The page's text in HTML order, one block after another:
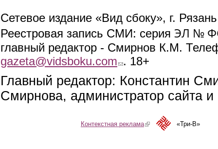
Сетевое издание «Вид сбоку», г.
Реестровая запись СМИ: серия ЭЛ №
главный редактор - Смирнов К.М.
gazeta@vidsboku.com (link sends e-mail)
. 18+
Главный редактор: Константин
Смирнова, администратор сайта
Контекстная реклама(link is external)«Три-В»